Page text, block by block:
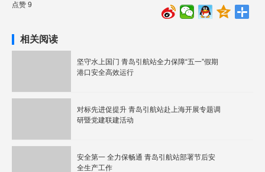
点赞 9
相关阅读
坚守水上国门 青岛引航站全力保障“五一”假期
港口安全高效运行
对标先进促提升 青岛引航站赴上海开展专题调
研暨党建联建活动
安全第一 全力保畅通 青岛引航站部署节后安
全生产工作